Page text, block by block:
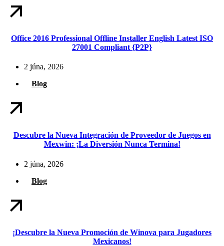
Office 2016 Professional Offline Installer English Latest ISO
27001 Compliant {P2P}
2 júna, 2026
Blog
Descubre la Nueva Integración de Proveedor de Juegos en
Mexwin: ¡La Diversión Nunca Termina!
2 júna, 2026
Blog
¡Descubre la Nueva Promoción de Winova para Jugadores
Mexicanos!